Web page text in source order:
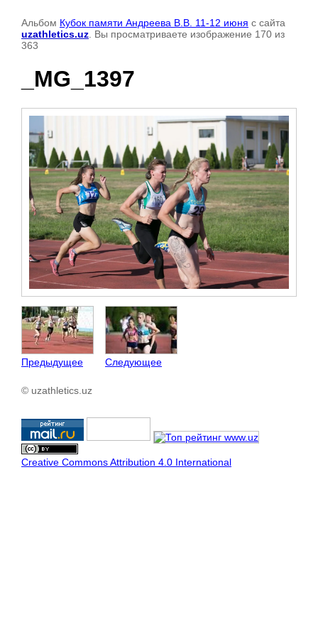
Альбом Кубок памяти Андреева В.В. 11-12 июня с сайта
uzathletics.uz . Вы просматриваете изображение 170 из
363
_MG_1397
Предыдущее Следующее
© uzathletics.uz
Creative Commons Attribution 4.0 International